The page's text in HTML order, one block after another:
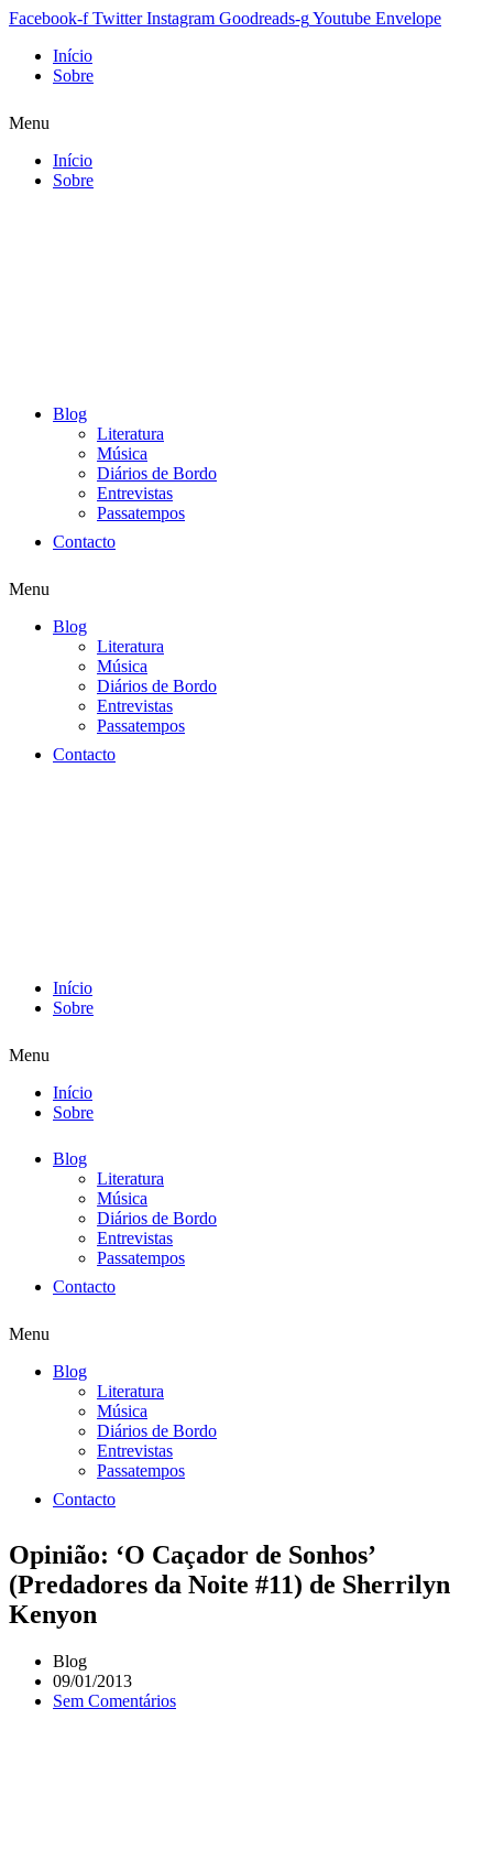
Facebook-f Twitter Instagram Goodreads-gYoutube Envelope
Início
Sobre
Menu
Início
Sobre
Blog
Literatura
Música
Diários de Bordo
Entrevistas
Passatempos
Contacto
Menu
Blog
Literatura
Música
Diários de Bordo
Entrevistas
Passatempos
Contacto
Início
Sobre
Menu
Início
Sobre
Blog
Literatura
Música
Diários de Bordo
Entrevistas
Passatempos
Contacto
Menu
Blog
Literatura
Música
Diários de Bordo
Entrevistas
Passatempos
Contacto
Opinião: ‘O Caçador de Sonhos’
(Predadores da Noite #11) de Sherrilyn
Kenyon
Blog
09/01/2013
Sem Comentários